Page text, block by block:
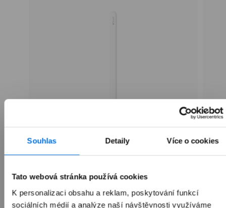
Souhlas Detaily Více o cookies
Tato webová stránka používá cookies
K personalizaci obsahu a reklam, poskytování funkcí
sociálních médií a analýze naší návštěvnosti využíváme
Apple Pencil (USB-C)
1 990 Kč